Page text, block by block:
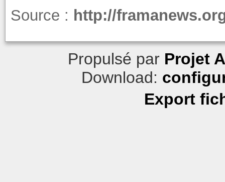
Source : http://
Propulsé par Projet
Download:
Export